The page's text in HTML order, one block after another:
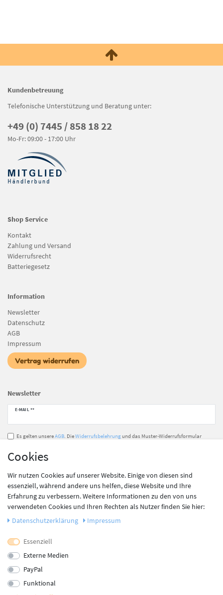
Kundenbetreuung
Telefonische Unterstützung und Beratung unter:
+49 (0) 7445 / 858 18 22
Mo-Fr: 09:00 - 17:00 Uhr
Shop Service
Kontakt
Zahlung und Versand
Widerrufsrecht
Batteriegesetz
Information
Newsletter
Datenschutz
AGB
Impressum
Vertrag widerrufen
Newsletter
E-MAIL **
Newsletter
Es gelten unsereAGB. DieWiderrufsbelehrungund das Muster-Widerrufsformular
** Hierbei handelt es sich um ein Pflichtfeld.
Unsere Zahlungsdienstleister
Cookies
Wir nutzen Cookies auf unserer Website. Einige von diesen sind
essenziell, während andere uns helfen, diese Website und Ihre
Erfahrung zu verbessern. Weitere Informationen zu den von uns
verwendeten Cookies und Ihren Rechten als Nutzer finden Sie hier:
Daten­schutz­erklärung
Impressum
Essenziell
Externe Medien
PayPal
Funktional